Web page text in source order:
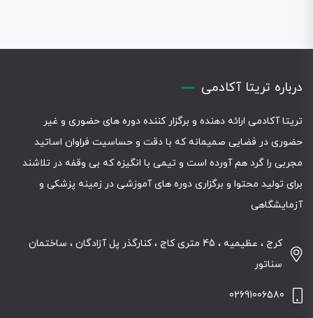
درباره تریتا آکادمی
تریتا آکادمی ارائه دهنده و برگزار کننده دوره های حضوری و غیر
حضوری در فضایی صمیمانه که با دقت و حساسیت فراوان اساتید
مجربی را گرد هم آورده است و تیمی با انگیزه که بی وقفه در تلاشند
برای تولید محتوا و برگزاری دوره های آموزشی در زمینه پزشکی و
آزمایشگاهی
کرج ، عظیمیه ، 45 متری کاج ، کنارگذر پل آزادگان ، ساختمان
سناتور
02691006580